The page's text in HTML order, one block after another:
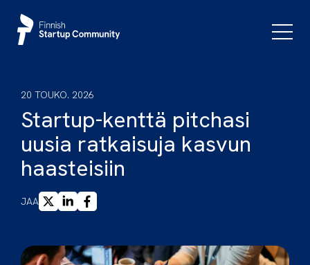
sisältöön
20 TOUKO. 2026
Startup-kenttä pitchasi
uusia ratkaisuja kasvun
haasteisiin
JAAX LINKEDINFACEBOOK